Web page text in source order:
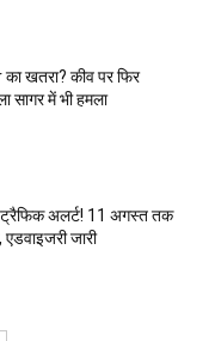
खतरा? कीव पर फिर
सागर में भी हमला
ट्रैफिक अलर्ट! 11 अगस्त तक
एडवाइजरी जारी